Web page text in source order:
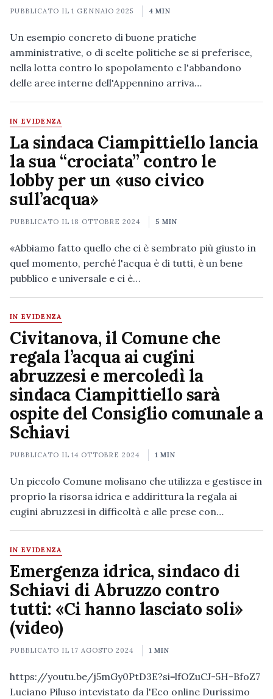
PUBBLICATO IL1 GENNAIO 2025 4 MIN
Un esempio concreto di buone pratiche
amministrative, o di scelte politiche se si preferisce,
nella lotta contro lo spopolamento e l'abbandono
delle aree interne dell'Appennino arriva…
IN EVIDENZA
La sindaca Ciampittiello lancia
la sua “crociata” contro le
lobby per un «uso civico
sull’acqua»
PUBBLICATO IL18 OTTOBRE 2024 5 MIN
«Abbiamo fatto quello che ci è sembrato più giusto in
quel momento, perché l'acqua è di tutti, è un bene
pubblico e universale e ci è…
IN EVIDENZA
Civitanova, il Comune che
regala l’acqua ai cugini
abruzzesi e mercoledì la
sindaca Ciampittiello sarà
ospite del Consiglio comunale a
Schiavi
PUBBLICATO IL14 OTTOBRE 2024 1 MIN
Un piccolo Comune molisano che utilizza e gestisce in
proprio la risorsa idrica e addirittura la regala ai
cugini abruzzesi in difficoltà e alle prese con…
IN EVIDENZA
Emergenza idrica, sindaco di
Schiavi di Abruzzo contro
tutti: «Ci hanno lasciato soli»
(video)
PUBBLICATO IL17 AGOSTO 2024 1 MIN
https://youtu.be/j5mGy0PtD3E?si=lfOZuCJ-5H-BfoZ7
Luciano Piluso intevistato da l'Eco online Durissimo